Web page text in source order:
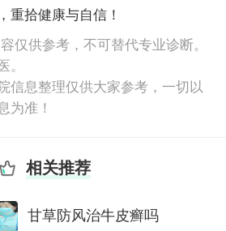
重拾健康与自信！
仅供参考，不可替代专业诊断。
。
信息整理仅供大家参考，一切以
为准！
相关推荐
甘草防风治牛皮癣吗